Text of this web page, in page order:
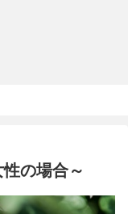
の場合～